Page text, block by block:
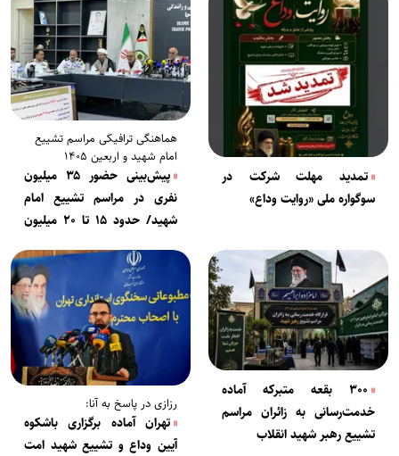
تمدید مهلت شرکت در
سوگواره ملی «روایت وداع»
هماهنگی ترافیکی مراسم تشییع
امام شهید و اربعین ۱۴۰۵
پیش‌بینی حضور ۳۵ میلیون
نفری در مراسم تشییع امام
شهید/ حدود ۱۵ تا ۲۰ میلیون
۳۰۰ بقعه متبرکه آماده
خدمت‌رسانی به زائران مراسم
تشییع رهبر شهید انقلاب
رزازی در پاسخ به آنا:
تهران آماده برگزاری باشکوه
آیین وداع و تشییع شهید امت